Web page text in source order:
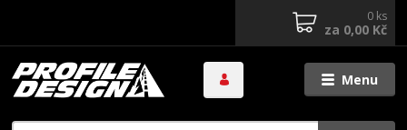
Menu
0 ks
za 0,00 Kč